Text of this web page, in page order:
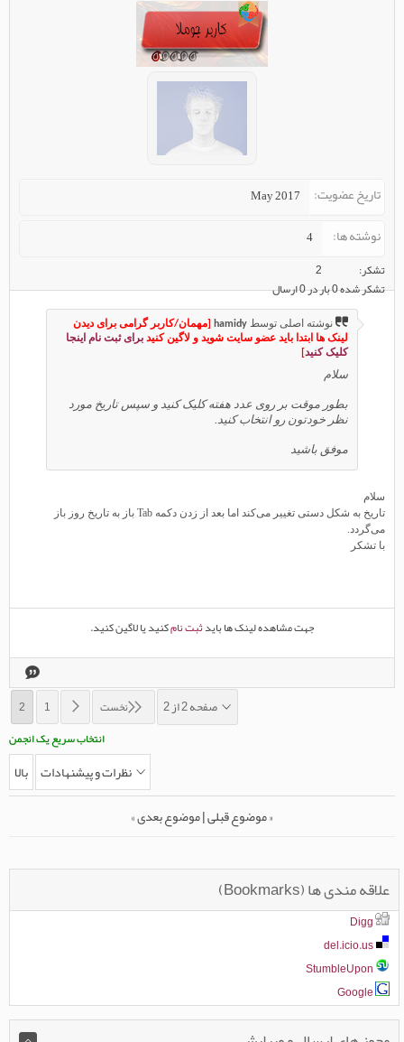
تاریخ عضویت May 2017
نوشته ها 4
تشکر
2
تشکر شده 0 بار در 0 ارسال
نوشته اصلی توسط hamidy [مهمان/کاربر گرامی برای دیدن
لینک ها ابتدا باید عضو سایت شوید و لاگین کنید برای ثبت نام اینجا
کلیک کنید]
سلام
بطور موقت بر روی عدد هفته کلیک کنید و سپس تاریخ مورد
نظر خودتون رو انتخاب کنید.
موفق باشید
سلام
تاریخ به شکل دستی تغییر می‌کند اما بعد از زدن دکمه Tab باز به تاریخ روز باز
می‌گردد.
با تشکر
جهت مشاهده لینک ها بایدثبت نامکنید یا لاگین کنید.
صفحه 2 از 2 نخست 1
2
انتخاب سریع یک انجمن
نظرات و پيشنهادات بالا
«موضوع قبلی|موضوع بعدی»
علاقه مندی ها (Bookmarks)
Digg
del.icio.us
StumbleUpon
Google